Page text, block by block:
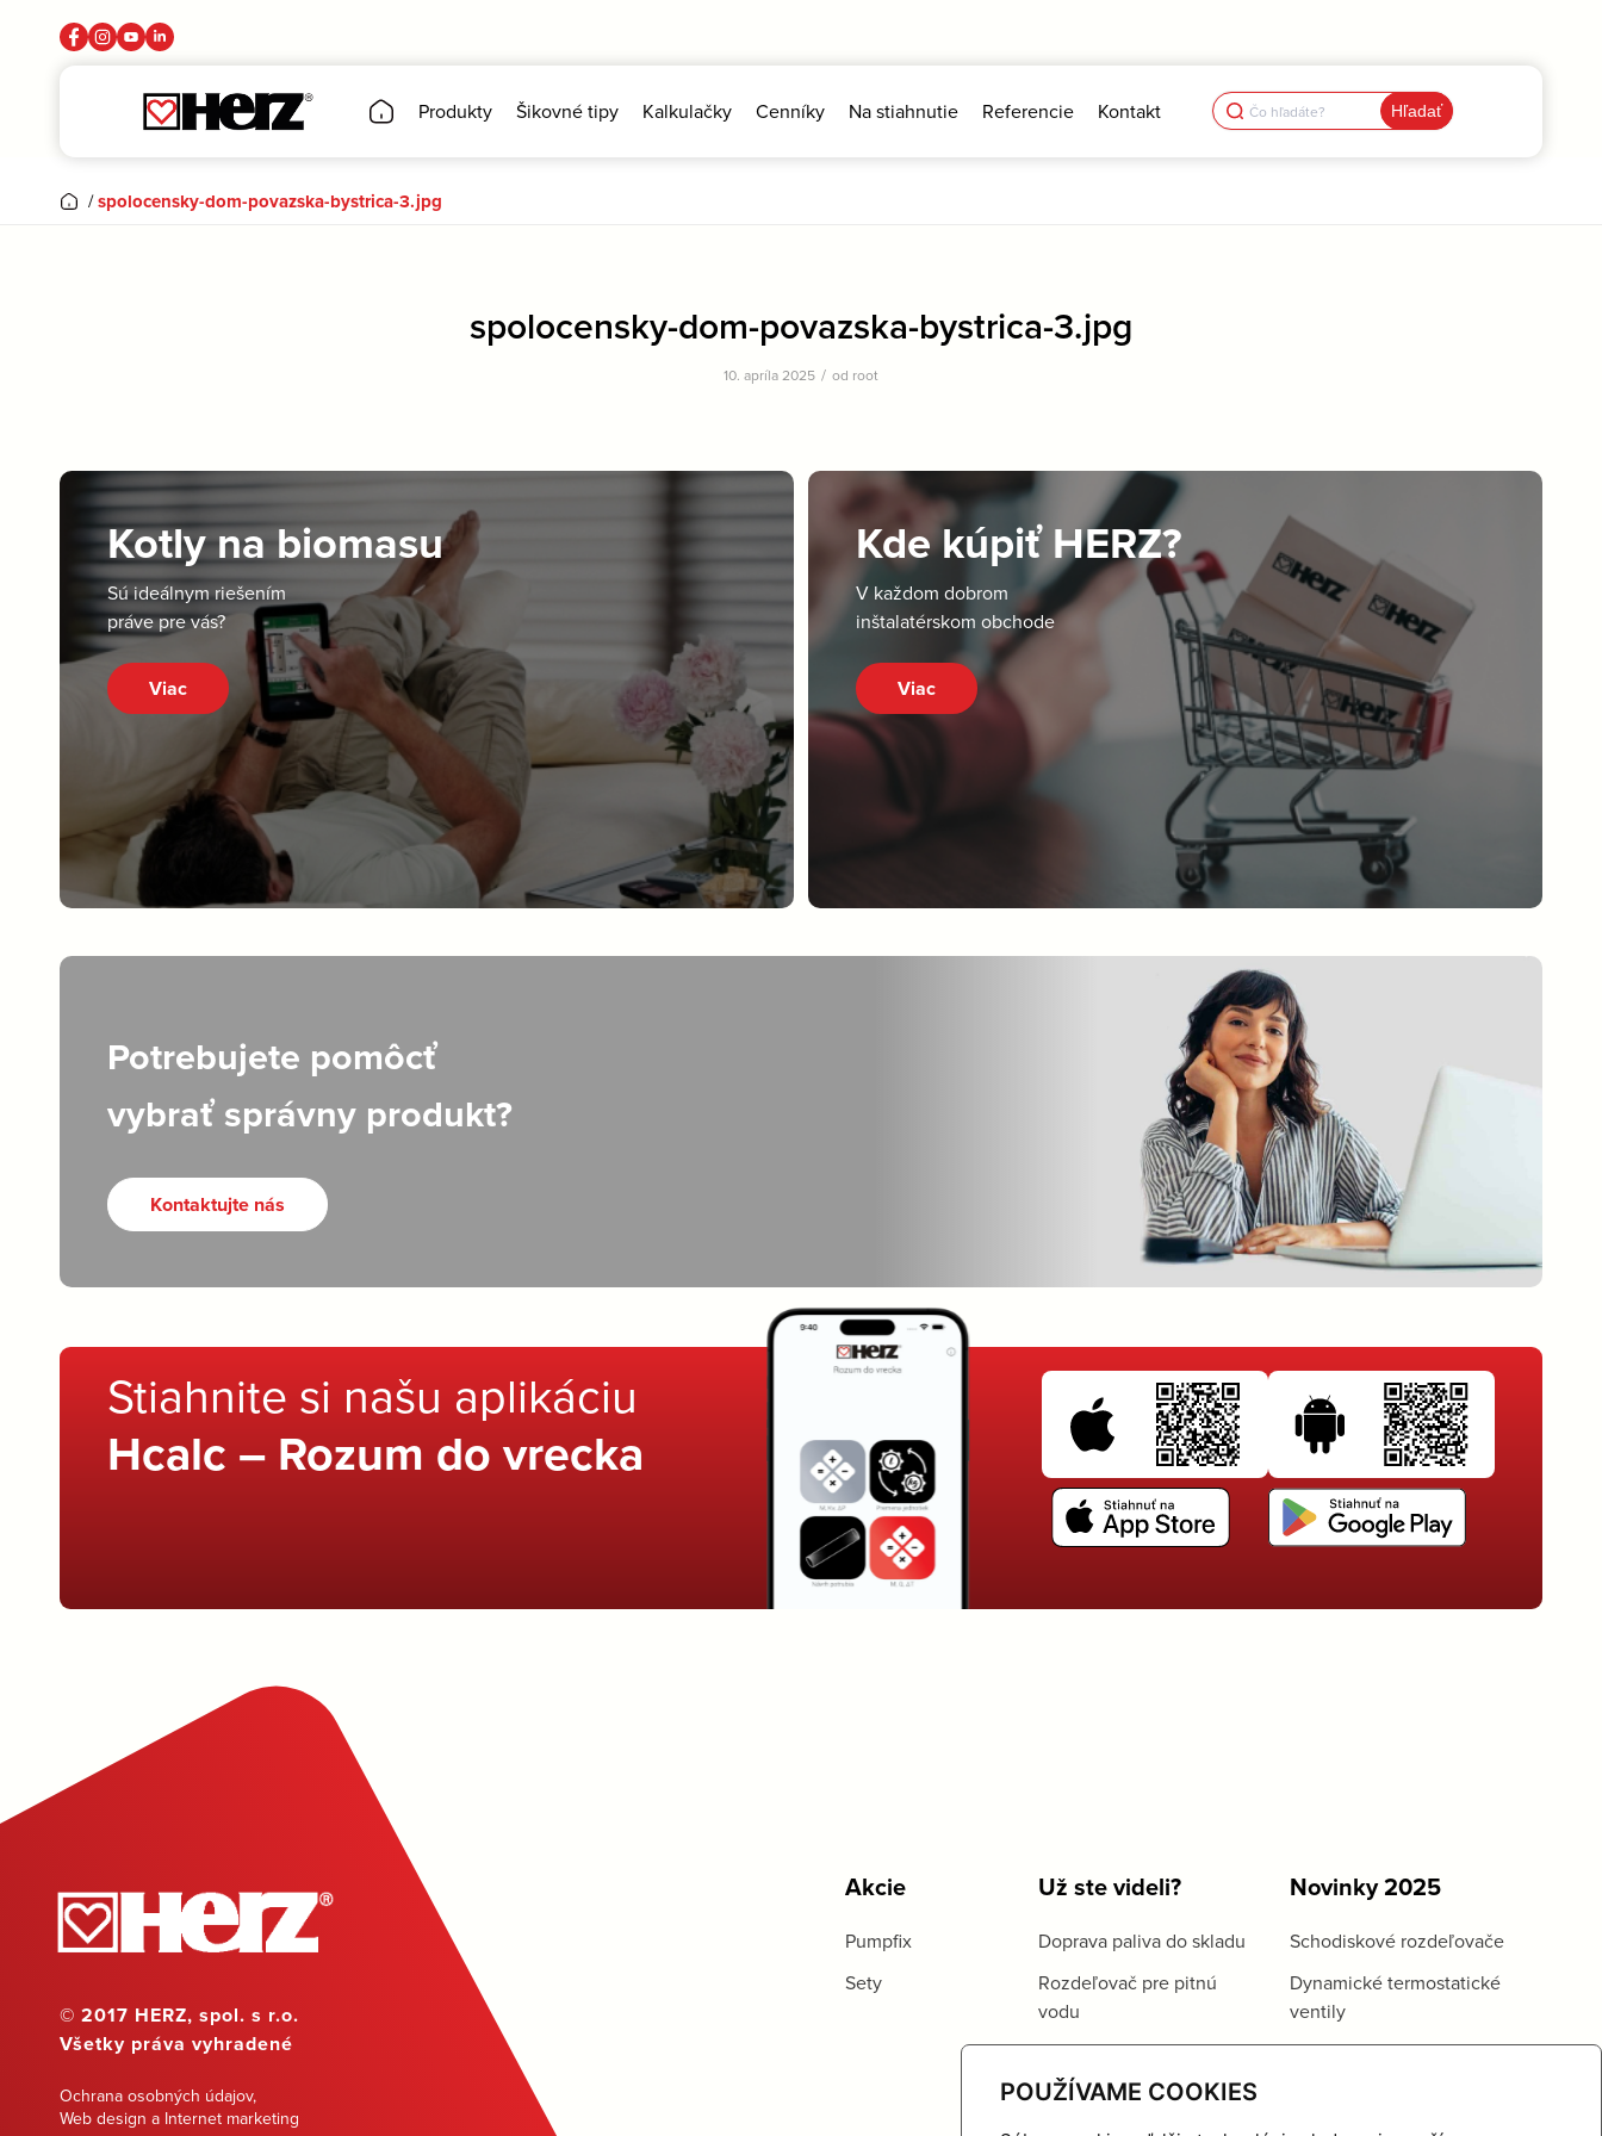
POUŽÍVAME COOKIES
Produkty Šikovné tipy Kalkulačky Cenníky Na stiahnutie Referencie Kontakt Search
for:
/spolocensky-dom-povazska-bystrica-3.jpg
spolocensky-dom-povazska-bystrica-3.jpg
10. apríla 2025 / od root
Kotly na biomasu
Sú ideálnym riešením
práve pre vás?
Viac
Kde kúpiť HERZ?
V každom dobrom
inštalatérskom obchode
Viac
Potrebujete pomôcť
vybrať správny produkt?
Kontaktujte nás
Stiahnite si našu aplikáciu
Hcalc – Rozum do vrecka
© 2017 HERZ, spol. s r.o.
Všetky práva vyhradené
Ochrana osobných údajov,
Web design a Internet marketing
Akcie
Pumpfix
Sety
Už ste videli?
Doprava paliva do skladu
Rozdeľovač pre pitnú
vodu
Novinky 2025
Schodiskové rozdeľovače
Dynamické termostatické
ventily